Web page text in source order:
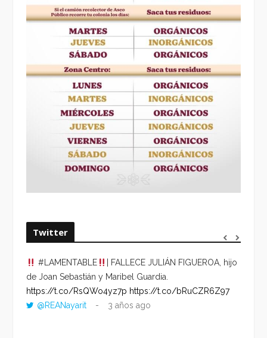
Twitter
#LAMENTABLE
| FALLECE JULIÁN FIGUEROA, hijo
de Joan Sebastián y Maribel Guardia.
https://t.co/RsQWo4yz7p https://t.co/bRuCZR6Z97
@REANayarit
3 años ago